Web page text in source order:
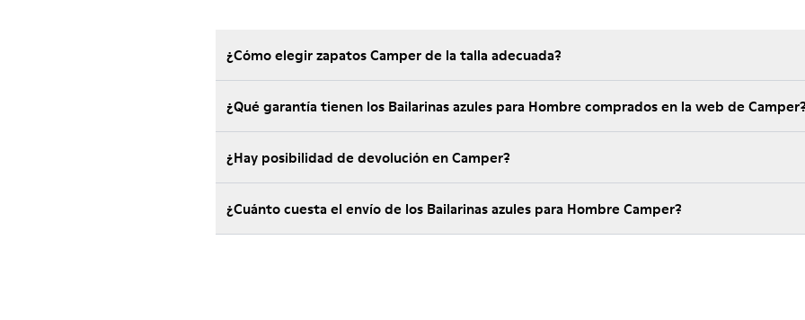
¿Cómo elegir zapatos Camper de la talla adecuada?
¿Qué garantía tienen los Bailarinas azules para Hombre comprados en la web de
¿Hay posibilidad de devolución en Camper?
¿Cuánto cuesta el envío de los Bailarinas azules para Hombre Camper?